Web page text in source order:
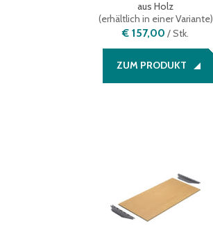
aus Holz
(erhältlich in einer Variante)
€ 157,00 /Stk.
ZUM PRODUKT